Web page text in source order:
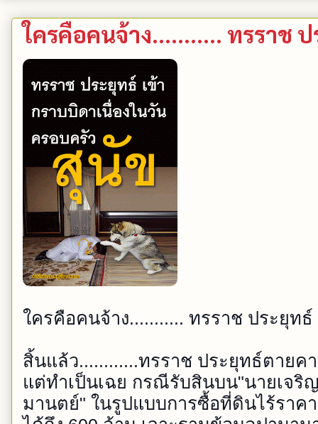
ใครคือคนจ้าง........... ทรราช
ใครคือคนจ้าง........... ทรราช ประยุท
สิ้นแล้ว............ทรราช ประยุทธ์ตายค
แต่ทำเป็นเฉย กรณีรับสินบน"นายเจ
มานตย์" ในรูปแบบการซื้อที่ดินไร้ราค